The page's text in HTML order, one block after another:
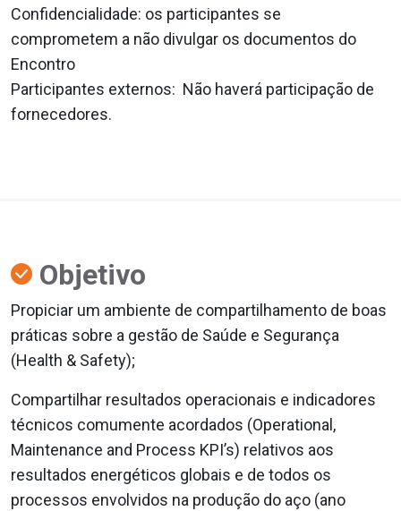
Confidencialidade: os participantes se
comprometem a não divulgar os documentos do
Encontro
Participantes externos: Não haverá participação de
fornecedores.
Objetivo
Propiciar um ambiente de compartilhamento de boas
práticas sobre a gestão de Saúde e Segurança
(Health & Safety);
Compartilhar resultados operacionais e indicadores
técnicos comumente acordados (Operational,
Maintenance and Process KPI’s) relativos aos
resultados energéticos globais e de todos os
processos envolvidos na produção do aço (ano